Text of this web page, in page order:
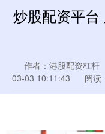
炒股配资平
作者：港股配资杠杆
03-03 10:11:43
阅读